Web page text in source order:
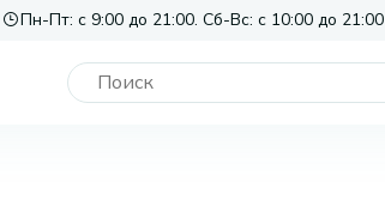
Пн-Пт: с 9:00 до 21:00. Сб-Вс: с 10:00 до 21:00